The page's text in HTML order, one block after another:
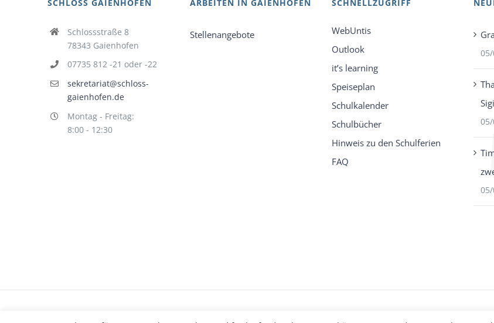
SCHLOSS GAIENHOFEN
Schlossstraße 8
78343 Gaienhofen
07735 812 -21 oder -22
sekretariat@schloss-
gaienhofen.de
Montag - Freitag:
8:00 - 12:30
ARBEITEN IN GAIENHOFEN
Stellenangebote
SCHNELLZUGRIFF
WebUntis
Outlook
it’s learning
Speiseplan
Schulkalender
Schulbücher
Hinweis zu den Schulferien
FAQ
Impressum Datenschutz hallo!rot